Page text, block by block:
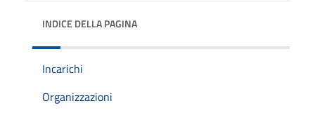
INDICE DELLA PAGINA
Incarichi
Organizzazioni